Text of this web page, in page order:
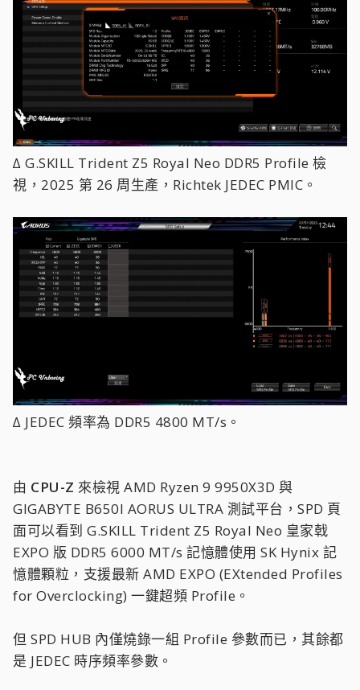
∆ G.SKILL Trident Z5 Royal Neo DDR5 Profile 檢
視，2025 第 26 周生產，Richtek JEDEC PMIC。
∆ JEDEC 頻率為 DDR5 4800 MT/s。
由 CPU-Z 來檢視 AMD Ryzen 9 9950X3D 與
GIGABYTE B650I AORUS ULTRA 測試平台，SPD 頁
面可以看到 G.SKILL Trident Z5 Royal Neo 皇家戟
EXPO 版 DDR5 6000 MT/s 記憶體使用 SK Hynix 記
憶體顆粒，支援最新 AMD EXPO (EXtended Profiles
for Overclocking) 一鍵超頻 Profile。
但 SPD HUB 內僅燒錄一組 Profile 參數而已，其餘都
是 JEDEC 時序頻率參數。